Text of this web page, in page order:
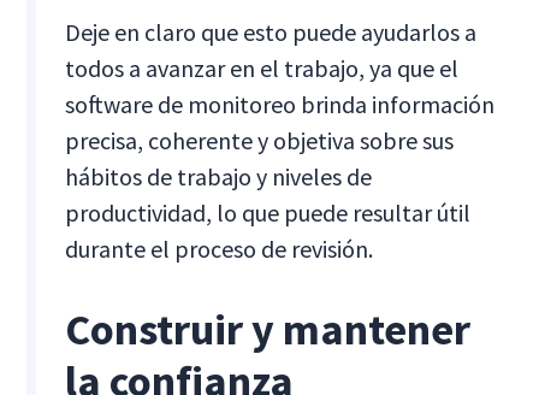
Deje en claro que esto puede ayudarlos a
todos a avanzar en el trabajo, ya que el
software de monitoreo brinda información
precisa, coherente y objetiva sobre sus
hábitos de trabajo y niveles de
productividad, lo que puede resultar útil
durante el proceso de revisión.
Construir y mantener
la confianza